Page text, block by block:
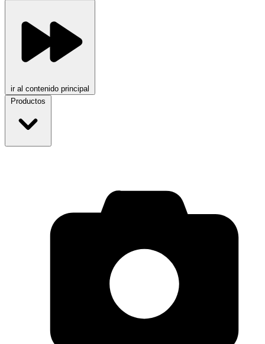
ir al contenido principal
Productos